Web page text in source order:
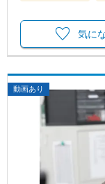
気に
動画あり